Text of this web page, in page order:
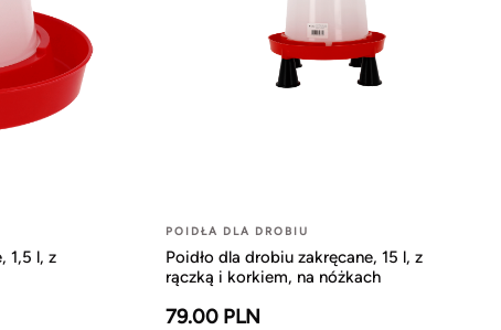
1,5 l, z
POIDŁA DLA DROBIU
Poidło dla drobiu zakręcane, 15 l, z
rączką i korkiem, na nóżkach
79.00 PLN